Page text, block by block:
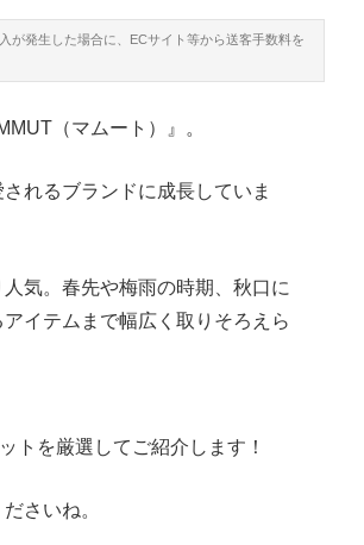
が発生した場合に、ECサイト等から送客手数料を
（マムート）』。
れるブランドに成長していま
気。春先や梅雨の時期、秋口に
イテムまで幅広く取りそろえら
トを厳選してご紹介します！
さいね。